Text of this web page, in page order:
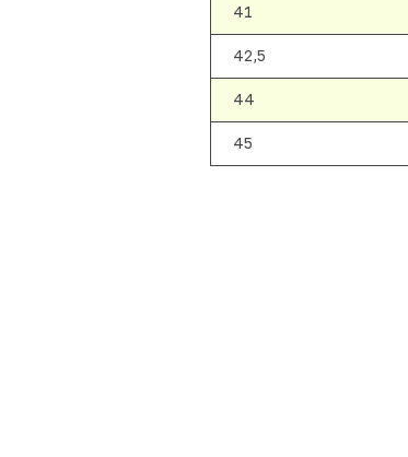
41
42,5
44
45